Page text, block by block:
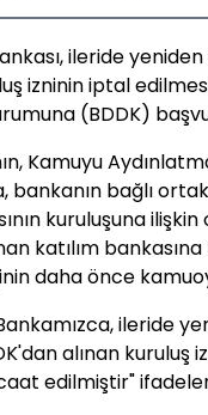
ileride
izninin iptal
(BDDK)
Kamuyu
bankanın bağlı
kuruluşuna
katılım
daha önce
ileride
alınan kuruluş
edilmiştir"